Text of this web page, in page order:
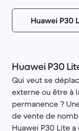
Huawei P30
Huawei P30
Qui veut se
externe ou être à
permanence ?
de vente de
Huawei P30 Lite